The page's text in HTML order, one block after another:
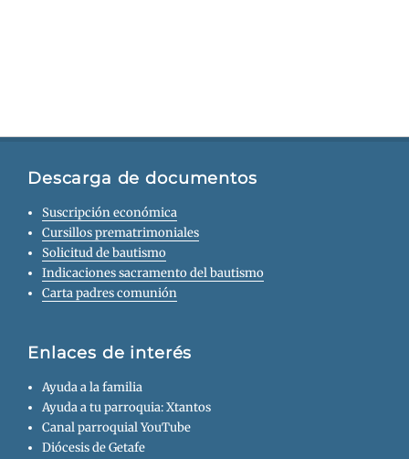
Descarga de documentos
Suscripción económica
Cursillos prematrimoniales
Solicitud de bautismo
Indicaciones sacramento del bautismo
Carta padres comunión
Enlaces de interés
Ayuda a la familia
Ayuda a tu parroquia: Xtantos
Canal parroquial YouTube
Diócesis de Getafe